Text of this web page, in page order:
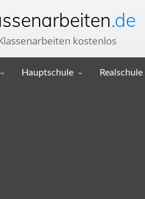
.de
kostenlos
Hauptschule Realschule